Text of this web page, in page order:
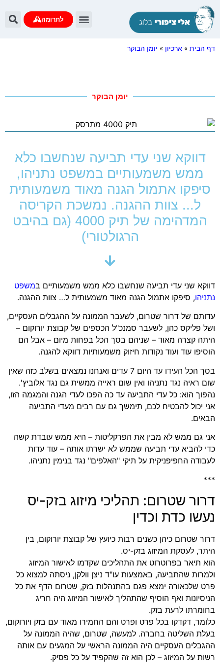
לתרומה
דף הבית » ארכיון » יומן הבוקר
יומן הבוקר
דווקא שני עדי תביעה שנחשבו כלא
ממש משמעותיים במשפט נתניהו,
סיפקו אתמול הגנה מאוד משמעותית
ל... צוות ההגנה. נמשכת הקריסה
המדהימה של תיק 4000 (גם בהיבט
הרגולטורי)
דווקא שני עדי תביעה שנחשבו כלא ממש משמעותיים במשפט
נתניהו, סיפקו אתמול הגנה מאוד משמעותית ל… צוות ההגנה.
עדותם של דרור שטרום, לשעבר הממונה על ההגבלים העסקיים,
ושל פליקס כהן, לשעבר סמנכ"ל הכספים של קבוצת יורוקום –
היתה קצרה מאוד – שניהם בסך הכל בפחות מיום – אבל הם
הוסיפו עוד ועוד נקודות חיזוק משמעותיות דווקא להגנה.
בסך הכל העידו עד היום 7 עדים ואנחנו נמצאים בשלב כזה שאין
שום ראיה נגד נתניהו ואין שום ראייה ממשית גם נגד אלוביץ'.
נהפוך הוא: כל עדי התביעה עד כה הפכו לעדי הגנה והמגמה הזו,
אני יכול להבטיח לכם, תימשך גם עם רבים מעדי התביעה
הבאים.
אני גם ממש לא מבין את הפרקליטות – היא ממש עובדת קשה
כדי להביא עדי תביעה שממש לא ישרתו אותה – עוד עדות
לעבודה החפיפניקית על תיקי "האלפים" נגד בנימין נתניהו.
***
דרור שטרום: תהליכי מיזוג בזק-יס
נעשו כדת וכדין
דרור שטרום כיהן כשנים רבות כיועץ של קבוצת יורוקום, בין
היתר, לעסקת המיזוג בזק-יס.
הוא תיאר בפרוטרוט את התהליכים שקדמו לאישור המיזוג
ולמרות שהתביעה, באמצעות עו"ד ניצן וולקן, ניסתה למצוא כל
פרט שלכאורה ימצא פגם בהתנהלות בזק, שטרום הדף את כל
הניסיונות ואף הוסיף שהתהליך לאישור המיזוג היה חריג
בחומרתו לרעת בזק.
כלומר, דקדקו בכל פרט ופרט והם החמירו מאוד עם בזק ויורוקום,
בעלת השליטה בחברה. למעשה, שטרום, שהיה הממונה על
ההגבלים העסקיים היה הממונה הראשי על המגעים עם אותה
רשות על המיזוג – לכן הוא זה שהקפיד על כל פסיק.